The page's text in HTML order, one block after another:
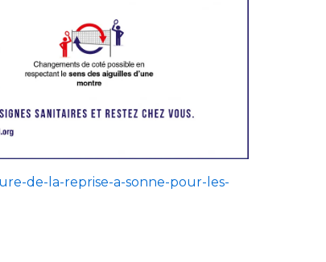
de-la-reprise-a-sonne-pour-les-